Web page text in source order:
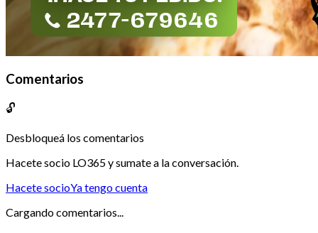
Comentarios
🔓
Desbloqueá los comentarios
Hacete socio LO365 y sumate a la conversación.
Hacete socioYa tengo cuenta
Cargando comentarios...